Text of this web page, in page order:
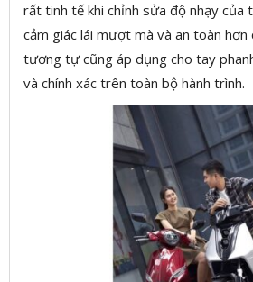
rất tinh tế khi chỉnh sửa độ nhạy của
cảm giác lái mượt mà và an toàn hơn
tương tự cũng áp dụng cho tay
và chính xác trên toàn bộ hành trình.